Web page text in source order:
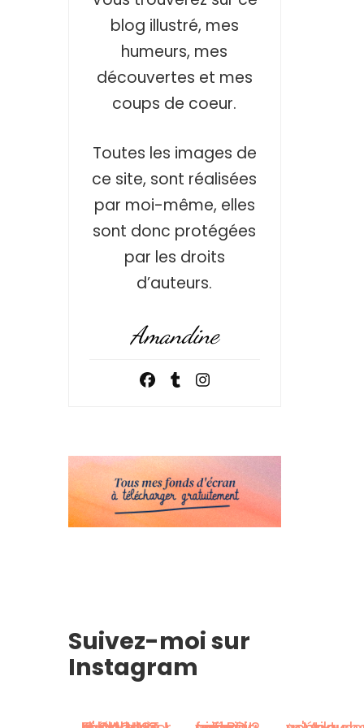
blog illustré, mes
humeurs, mes
découvertes et mes
coups de coeur.
Toutes les images de
ce site, sont réalisées
par moi-même, elles
sont donc protégées
par les droits
d’auteurs.
Amandine
Suivez-moi sur
Instagram